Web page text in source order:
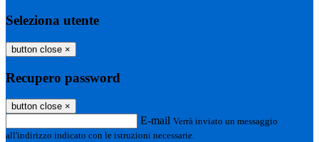
Seleziona utente
button close ×
Recupero password
button close ×
E-mail Verrà inviato un messaggio
all'indirizzo indicato con le istruzioni necessarie.